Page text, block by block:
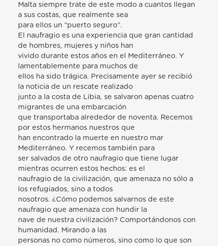
Malta siempre trate de este modo a cuantos llegan
a sus costas, que realmente sea
para ellos un “puerto seguro”.
El naufragio es una experiencia que gran cantidad
de hombres, mujeres y niños han
vivido durante estos años en el Mediterráneo. Y
lamentablemente para muchos de
ellos ha sido trágica. Precisamente ayer se recibió
la noticia de un rescate realizado
junto a la costa de Libia, se salvaron apenas cuatro
migrantes de una embarcación
que transportaba alrededor de noventa. Recemos
por estos hermanos nuestros que
han encontrado la muerte en nuestro mar
Mediterráneo. Y recemos también para
ser salvados de otro naufragio que tiene lugar
mientras ocurren estos hechos: es el
naufragio de la civilización, que amenaza no sólo a
los refugiados, sino a todos
nosotros. ¿Cómo podemos salvarnos de este
naufragio que amenaza con hundir la
nave de nuestra civilización? Comportándonos con
humanidad. Mirando a las
personas no como números, sino como lo que son